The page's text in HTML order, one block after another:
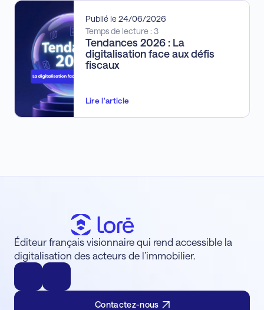
Publié le 24/06/2026
Temps de lecture : 3
Tendances 2026 : La
digitalisation face aux défis
fiscaux
Lire l'article
Éditeur français visionnaire qui rend accessible la
digitalisation des acteurs de l’immobilier.
Contactez-nous